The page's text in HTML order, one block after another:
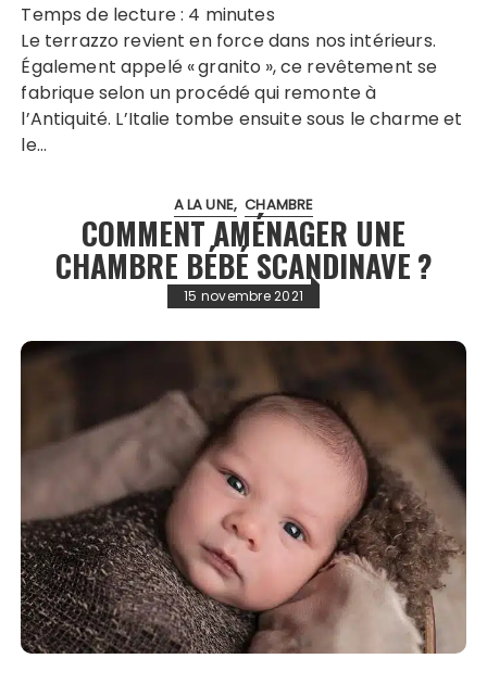
Temps de lecture : 4 minutes
Le terrazzo revient en force dans nos intérieurs.
Également appelé « granito », ce revêtement se
fabrique selon un procédé qui remonte à
l’Antiquité. L’Italie tombe ensuite sous le charme et
le…
A LA UNE CHAMBRE
COMMENT AMÉNAGER UNE
CHAMBRE BÉBÉ SCANDINAVE ?
15 novembre 2021